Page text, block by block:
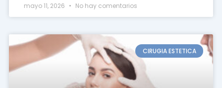
mayo 11, 2026 No hay comentarios
CIRUGIA ESTETICA